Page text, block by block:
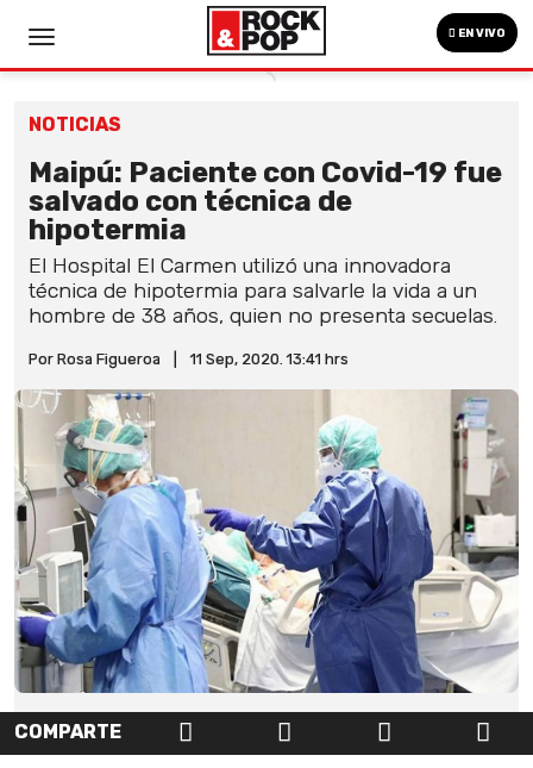
EN VIVO
NOTICIAS
Maipú: Paciente con Covid-19 fue
salvado con técnica de
hipotermia
El Hospital El Carmen utilizó una innovadora
técnica de hipotermia para salvarle la vida a un
hombre de 38 años, quien no presenta secuelas.
Por Rosa Figueroa 11 Sep, 2020. 13:41 hrs
COMPARTE